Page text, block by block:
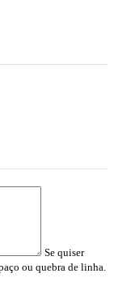
Se quiser
ou quebra de linha.